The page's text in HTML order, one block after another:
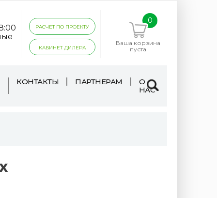
РАСЧЕТ ПО ПРОЕКТУ
КАБИНЕТ ДИЛЕРА
0
Ваша корзина
пуста
КОНТАКТЫ ПАРТНЕРАМ
О
НАС